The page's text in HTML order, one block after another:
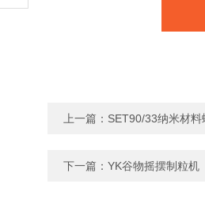
上一篇： SET90/33纳米材
下一篇： YK谷物摇摆制粒机